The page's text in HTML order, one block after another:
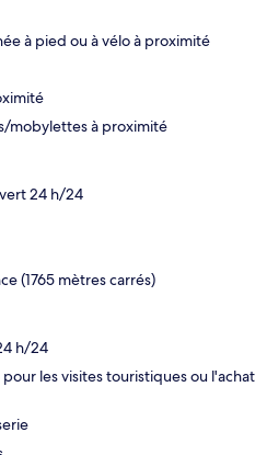
à pied ou à vélo à proximité
mobylettes à proximité
24 h/24
(1765 mètres carrés)
h/24
les visites touristiques ou l'achat